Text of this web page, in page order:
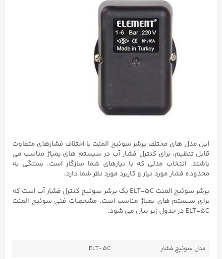
این مدل های مختلف پرشر سوئیچ المنت با اختلاف فشارهای متفاوت
قابل تنظیم، برای کنترل فشار آب در سیستم های پمپاژ مناسب می
باشند. انتخاب مدلی که با نیازهای شما سازگار است، بستگی به
محدوده فشار مورد نیاز و کاربرد مورد نظر شما دارد.
پرشر سوئیچ المنت ELT-5C یک پرشر سوئیچ کنترل فشار آب است که
برای سیستم های پمپاژ مناسب است. مشخصات فنی سوئیچ المنت
ELT-5C در جدول زیر بیان می شود.
مدل سوئیچ فشار
ELT-5C